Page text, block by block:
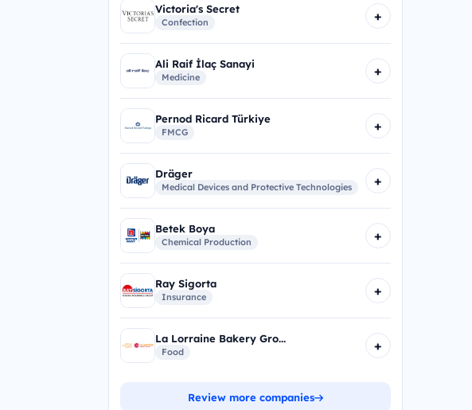
Victoria's Secret
Confection +
Ali Raif İlaç Sanayi
Medicine +
Pernod Ricard Türkiye
FMCG +
Dräger
Medical Devices and Protective Technologies +
Betek Boya
Chemical Production +
Ray Sigorta
Insurance +
La Lorraine Bakery Gro...
Food +
Review more companies